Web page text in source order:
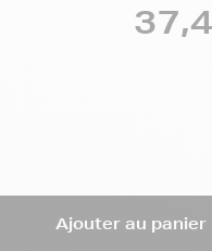
Ajouter au panier